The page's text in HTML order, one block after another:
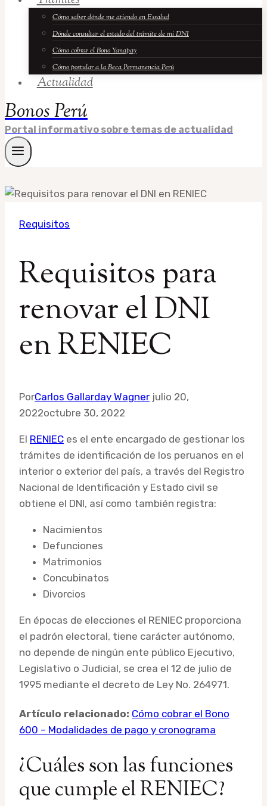
Cómo saber dónde me atiendo en Essalud
Dónde consultar el estado del trámite de mi DNI
Cómo cobrar el Bono Yanapay
Cómo postular a la Beca Permanencia Perú
Actualidad
Bonos Perú
Portal informativo sobre temas de actualidad
Requisitos
Requisitos para
renovar el DNI
en RENIEC
PorCarlos Gallarday Wagner julio 20,
2022octubre 30, 2022
El RENIEC es el ente encargado de gestionar los
trámites de identificación de los peruanos en el
interior o exterior del país, a través del Registro
Nacional de Identificación y Estado civil se
obtiene el DNI, así como también registra:
Nacimientos
Defunciones
Matrimonios
Concubinatos
Divorcios
En épocas de elecciones el RENIEC proporciona
el padrón electoral, tiene carácter autónomo,
no depende de ningún ente público Ejecutivo,
Legislativo o Judicial, se crea el 12 de julio de
1995 mediante el decreto de Ley No. 264971.
Artículo relacionado: Cómo cobrar el Bono
600 – Modalidades de pago y cronograma
¿Cuáles son las funciones
que cumple el RENIEC?